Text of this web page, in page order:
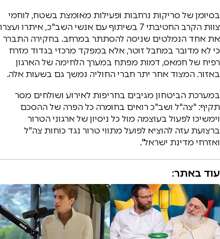
בסיומן של סריקות נרחבות ופעילות מאומצת בשטח, לוחמי
צוות הקרב החטיבתי 7 בשיתוף עם אנשי השב"כ, איתרו ועצרו
את אחד הנמלטים שניסה להסתתר במרחב. בחקירה התברר
כי לא מדובר במחבל זוטר, אלא במפקד מרכזי בגדוד מזרח
רפיח של חמאס, דמות מפתח במערך הלחימה של הארגון
באזור. המצוד אחר יתר חברי החוליה נמשך גם בשעות אלה.
במערכת הביטחון מגיבים בחריפות לאירוע ושולחים מסר
תקיף: "צה"ל ושב"כ רואים בחומרה כל הפרה של ההסכם
וימשיכו לפעול בעוצמה מול כל ניסיון של ארגוני הטרור
ברצועת עזה להוציא לפועל מתווי טרור נגד כוחות צה"ל
ואזרחי מדינת ישראל".
עוד באתר: